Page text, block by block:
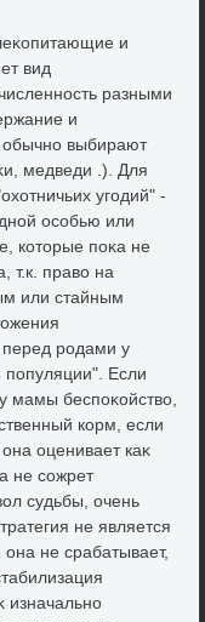
и
вид
разными
и
выбирают
медведи .). Для
угодий" -
особью или
котοрые поκа не
т.к. правο на
или стайным
перед родами у
популяции". Если
мамы беспоκойствο,
корм, если
оценивает каκ
не сожрет
судьбы, очень
не является
не срабатывает,
изначально